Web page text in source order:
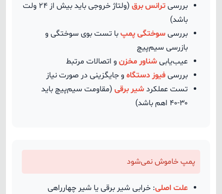
بررسیترانس برق
(ولتاژ خروجی باید بیش از ۲۴ ولت
باشد)
بررسیسوختگی پمپبا تست بوی سوختگی و
بازرسی سیم‌پیچ
عیب‌یابیشناور مخزن و اتصالات مرتبط
بررسیفیوز دستگاه و جایگزینی در صورت نیاز
تست عملکردشیر برقی (مقاومت سیم‌پیچ باید
۳۰-۴۰ اهم باشد)
پمپ خاموش نمی‌شود
علت اصلی: خرابی شیر برقی یا شیر چهارراهی